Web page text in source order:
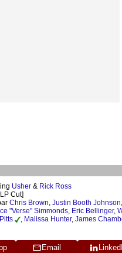
Usher & Rick Ross
Cut]
Chris Brown, Justin Booth Johnson,
"Verse" Simmonds, Eric Bellinger,
, Malissa Hunter, James
Email